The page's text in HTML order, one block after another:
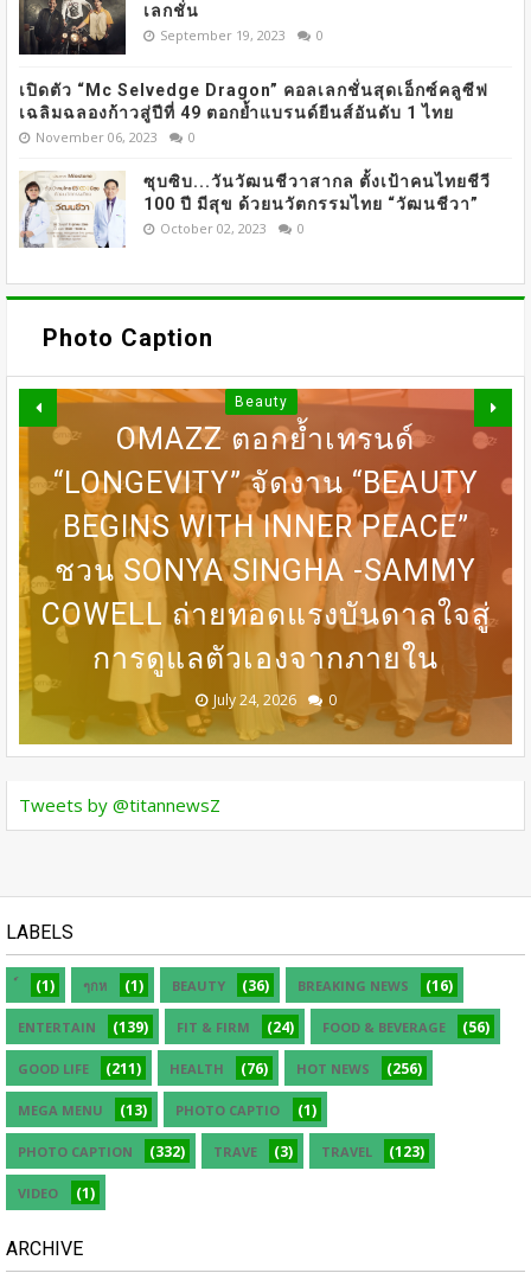
เลกชั่น
September 19, 2023 0
เปิดตัว “Mc Selvedge Dragon” คอลเลกชั่นสุดเอ็กซ์คลูซีฟ
เฉลิมฉลองก้าวสู่ปีที่ 49 ตอกย้ำแบรนด์ยีนส์อันดับ 1 ไทย
November 06, 2023 0
ซุบซิบ...วันวัฒนชีวาสากล ตั้งเป้าคนไทยชีวี
100 ปี มีสุข ด้วยนวัตกรรมไทย “วัฒนชีวา”
October 02, 2023 0
Photo Caption
BEDO เดินหน้าจัดกิจกรรมเจรจา
ธุรกิจ “BIO TRADE CONNECT
2026”
August 05, 2026
31 ก.ค เที่ยงตรง กดบัตรให้ทันนะ
เพื่อน โปรฯเสือคำราม 990บาท
ราคาเต็ม 1,800บาท
July 30, 2026 0
DERMASTER X MENTOR เปิดเวที
MASTERCLASS นานาชาติ​ แลก
เปลี่ยนองค์ความรู้ด้านศัลยกรรม
ความงาม
July 24, 2026 0
Beauty
OMAZZ ตอกย้ำเทรนด์
“LONGEVITY” จัดงาน “BEAUTY
BEGINS WITH INNER PEACE”
ชวน SONYA SINGHA -​SAMMY
COWELL ถ่ายทอดแรงบันดาลใจสู่
การดูแลตัวเองจากภายใน
July 24, 2026 0
DERMASTER เปิดเวทีแลกเปลี่ยน
ความเชี่ยวชาญด้านศัลยกรรม
ระดับนานาชาติ
July 24, 2026 0
Tweets by @titannewsZ
LABELS
(1) ๆกห (1) BEAUTY (36) BREAKING NEWS (16)
ENTERTAIN (139) FIT & FIRM (24) FOOD & BEVERAGE (56)
GOOD LIFE (211) HEALTH (76) HOT NEWS (256)
MEGA MENU (13) PHOTO CAPTIO (1)
PHOTO CAPTION (332) TRAVE (3) TRAVEL (123)
VIDEO (1)
ARCHIVE